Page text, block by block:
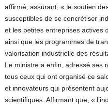
affirmé, assurant, « le soutien
susceptibles de se concrétiser
et les petites entreprises actives
ainsi que les programmes de
valorisation industrielle des
Le ministre a enfin, adressé ses
tous ceux qui ont organisé ce
et innovateurs qui présentent
scientifiques. Affirmant que, «